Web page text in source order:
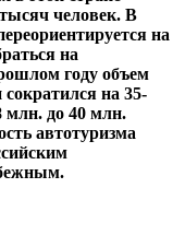
человек. В
на
на
году объем
на 35-
млн. до 40 млн.
автотуризма